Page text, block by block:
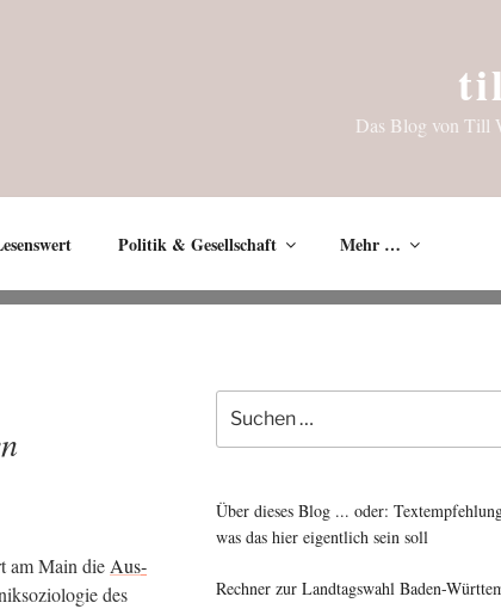
Das Blog von Till
Politik & Gesellschaft Mehr …
am Main die Aus­
des
Suche
nach:
Über dieses Blog ... oder:
was das hier eigentlich sein soll
Rechner zur Landtagswahl Baden-